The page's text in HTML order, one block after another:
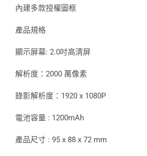
內建多款授權圖框
產品規格
顯示屏幕: 2.0吋高清屏
解析度：2000 萬像素
錄影解析度：1920 x 1080P
電池容量 : 1200mAh
產品尺寸 : 95 x 88 x 72 mm